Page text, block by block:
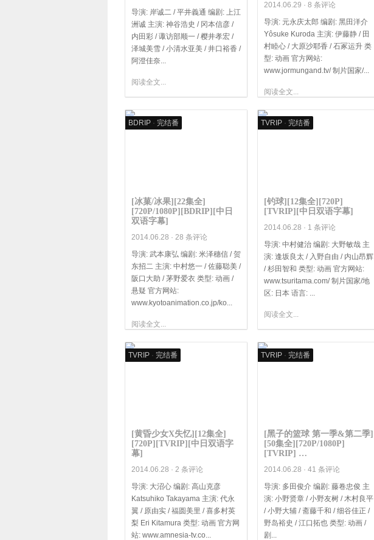
导演: 岸诚二 / 平井義通 编剧: 上江
洲诚 主演: 神谷浩史 / 冈本信彦 /
内田彩 / 诹访部顺一 / 樱井孝宏 /
泽城美雪 / 小清水亚美 / 井口裕香 /
阿澄佳奈...
阅读全文...
2014.06.29 · 8 条评论
导演: 元永庆太郎 编剧: 黑田洋介
Yôsuke Kuroda 主演: 伊藤静 / 田
村睦心 / 大原沙耶香 / 石冢运升 类
型: 动画 官方网站:
www.jormungand.tv/ 制片国家/...
阅读全文...
BDRIP · 完结番
[冰菓/冰果][22集全]
[720P/1080P][BDRIP][中日
双语字幕]
2014.06.28 · 28 条评论
导演: 武本康弘 编剧: 米泽穗信 / 贺
东招二 主演: 中村悠一 / 佐藤聪美 /
阪口大助 / 茅野爱衣 类型: 动画 /
悬疑 官方网站:
www.kyotoanimation.co.jp/ko...
阅读全文...
TVRIP · 完结番
[钓球][12集全][720P]
[TVRIP][中日双语字幕]
2014.06.28 · 1 条评论
导演: 中村健治 编剧: 大野敏哉 主
演: 逢坂良太 / 入野自由 / 内山昂辉
/ 杉田智和 类型: 动画 官方网站:
www.tsuritama.com/ 制片国家/地
区: 日本 语言: ...
阅读全文...
TVRIP · 完结番
[黄昏少女X失忆][12集全]
[720P][TVRIP][中日双语字
幕]
2014.06.28 · 2 条评论
导演: 大沼心 编剧: 高山克彦
Katsuhiko Takayama 主演: 代永
翼 / 原由实 / 福圆美里 / 喜多村英
梨 Eri Kitamura 类型: 动画 官方网
站: www.amnesia-tv.co...
TVRIP · 完结番
[黑子的篮球 第一季&第二季]
[50集全][720P/1080P]
[TVRIP] …
2014.06.28 · 41 条评论
导演: 多田俊介 编剧: 藤卷忠俊 主
演: 小野贤章 / 小野友树 / 木村良平
/ 小野大辅 / 斋藤千和 / 细谷佳正 /
野岛裕史 / 江口拓也 类型: 动画 /
剧...